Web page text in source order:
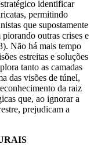
identificar
permitindo
que supostamente
outras crises e
Não há mais tempo
estreitas e soluções
tanto as camadas
das visões de túnel,
da raiz
que, ao ignorar a
prejudicam a